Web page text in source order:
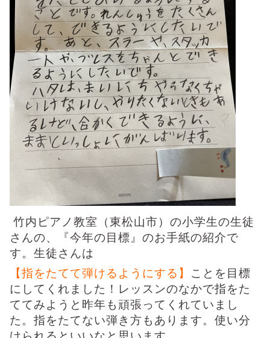
竹内ピアノ教室（東松山市）の小学生の生徒
さんの、『今年の目標』のお手紙の紹介で
す。 生徒さんは
【指をたてて弾けるようにする】 ことを目標
にしてくれました！レッスンのなかで指をた
ててみようと昨年も頑張ってくれていまし
た。指をたてない弾き方もあります。使い分